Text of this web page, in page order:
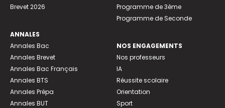
Brevet 2026
ANNALES
Annales Bac
Annales Brevet
Annales Bac Français
Annales BTS
Annales Prépa
Annales BUT
Programme de 3ème
Programme de Seconde
NOS ENGAGEMENTS
Nos professeurs
IA
Réussite scolaire
Orientation
Sport